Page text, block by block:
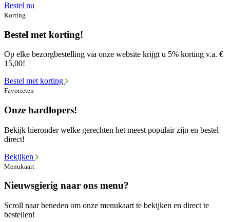
Bestel nu
Korting
Bestel met korting!
Op elke bezorgbestelling via onze website krijgt u 5% korting v.a. €
15,00!
Bestel met korting
Favorieten
Onze hardlopers!
Bekijk hieronder welke gerechten het meest populair zijn en bestel
direct!
Bekijken
Menukaart
Nieuwsgierig naar ons menu?
Scroll naar beneden om onze menukaart te bekijken en direct te
bestellen!